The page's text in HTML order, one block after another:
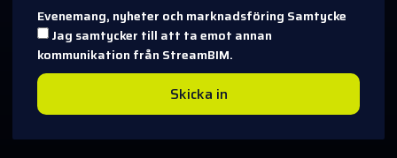
Evenemang, nyheter och marknadsföring Samtycke
Jag samtycker till att ta emot annan
kommunikation från StreamBIM.
Skicka in